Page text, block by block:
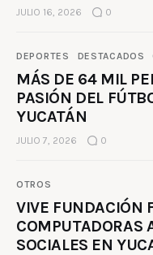
JULIO 16, 2026 0
DEPORTES DESTACADOS
MÁS DE 64 MIL
PASIÓN DEL
YUCATÁN
JULIO 7, 2026 0
OTROS
VIVE FUNDACIÓN
COMPUTADORAS
SOCIALES EN